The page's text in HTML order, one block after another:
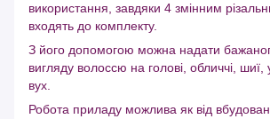
використання, завдяки 4 змінним
входять до комплекту.
З його допомогою можна надати
вигляду волоссю на голові, обличчі, шиї,
вух.
Робота приладу можлива як від